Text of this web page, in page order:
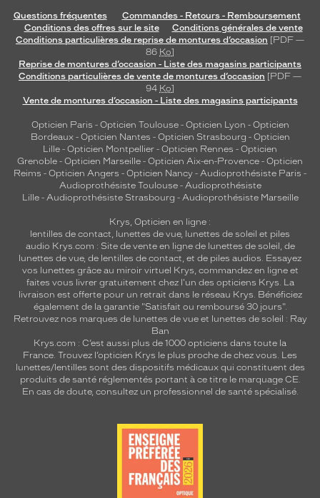
Questions fréquentes
Commandes - Retours - Remboursement
Conditions des offres sur le site
Conditions générales de vente
Conditions particulières de reprise de montures d’occasion [PDF —
86 Ko]
Reprise de montures d’occasion - Liste des magasins participants
Conditions particulières de vente de montures d’occasion [PDF —
94 Ko]
Vente de montures d’occasion - Liste des magasins participants
Opticien Paris - Opticien Toulouse- Opticien Lyon - Opticien
Bordeaux- Opticien Nantes - Opticien Strasbourg - Opticien
Lille - Opticien Montpellier - Opticien Rennes - Opticien
Grenoble - Opticien Marseille - Opticien Aix-en-Provence - Opticien
Reims - Opticien Angers - Opticien Nancy - Audioprothésiste Paris -
Audioprothésiste Toulouse- Audioprothésiste
Lille- Audioprothésiste Strasbourg - Audioprothésiste Marseille
Krys, Opticien en ligne :
lentilles de contact, lunettes de vue, lunettes de soleil et piles
audio Krys.com : Site de vente en ligne de lunettes de soleil, de
lunettes de vue, de lentilles de contact, et de piles audios. Essayez
vos lunettes grâce au miroir virtuel Krys, commandez en ligne et
faites vous livrer gratuitement chez l'un des opticiens Krys. La
livraison est offerte pour un retrait dans le réseau Krys. Bénéficiez
également de la garantie "Satisfait ou remboursé 30 jours".
Retrouvez nos marques de lunettes de vue et lunettes de soleil : Ray
Ban
Krys.com : C’est aussi plus de 1000 opticiens dans toute la
France. Trouvez l’opticien Krys le plus proche de chez vous. Les
lunettes/lentilles sont des dispositifs médicaux qui constituent des
produits de santé réglementés portant à ce titre le marquage CE.
En cas de doute, consultez un professionnel de santé spécialisé.